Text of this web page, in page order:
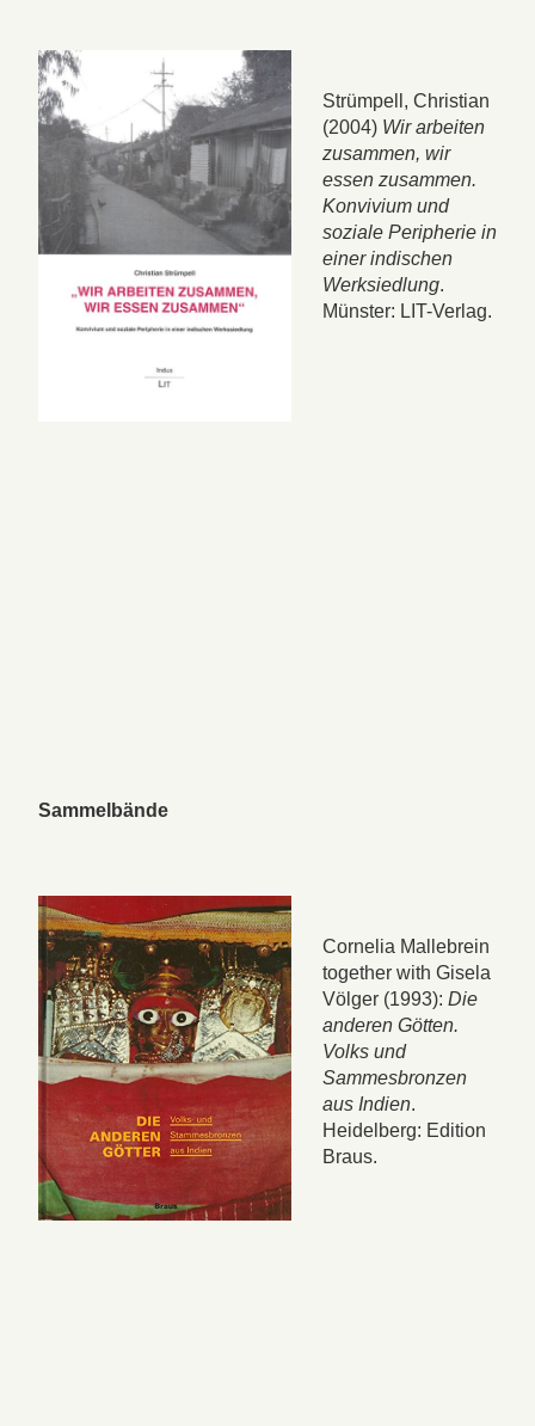
Strümpell, Christian
(2004) Wir arbeiten
zusammen, wir
essen zusammen.
Konvivium und
soziale Peripherie in
einer indischen
Werksiedlung.
Münster: LIT-Verlag.
Sammelbände
Cornelia Mallebrein
together with Gisela
Völger (1993): Die
anderen Götten.
Volks und
Sammesbronzen
aus Indien.
Heidelberg: Edition
Braus.